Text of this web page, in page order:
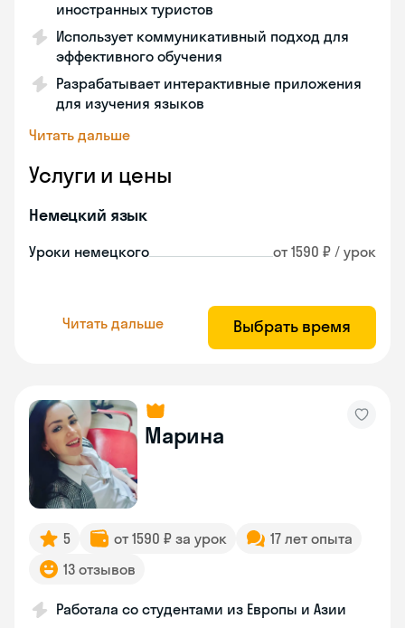
иностранных туристов
Использует коммуникативный подход для
эффективного обучения
Разрабатывает интерактивные приложения
для изучения языков
Читать дальше
Услуги и цены
Немецкий язык
Уроки немецкого от 1590 ₽ / урок
Читать дальше Выбрать время
Марина
5 от 1590 ₽ за урок
17 лет опыта
13 отзывов
Работала со студентами из Европы и Азии